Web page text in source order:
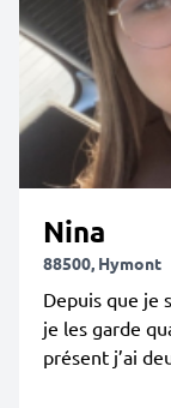
Nina
88500, Hymont
Depuis que je
je les garde
présent j’ai